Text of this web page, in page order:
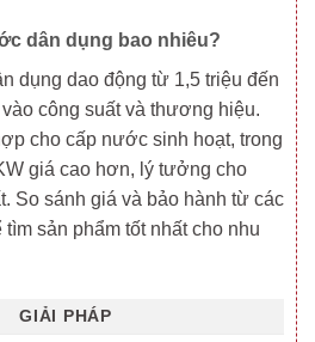
dân dụng bao nhiêu?
dụng dao động từ 1,5 triệu đến
công suất và thương hiệu.
cho cấp nước sinh hoạt, trong
giá cao hơn, lý tưởng cho
So sánh giá và bảo hành từ các
sản phẩm tốt nhất cho nhu
GIẢI PHÁP